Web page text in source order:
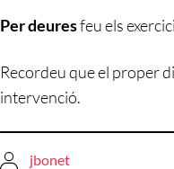
Per deuresfeu els
Recordeu que el proper
intervenció.
jbonet